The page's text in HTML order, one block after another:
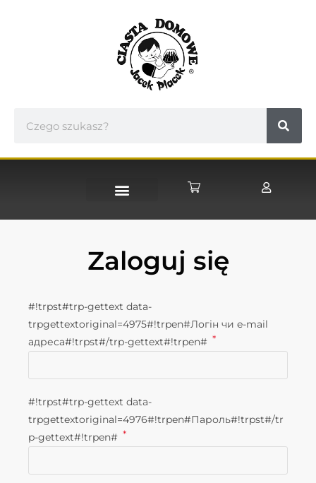
Zaloguj się
#!trpst#trp-gettext data-
trpgettextoriginal=4975#!trpen#Логін чи e-mail
адреса#!trpst#/trp-gettext#!trpen# *
#!trpst#trp-gettext data-
trpgettextoriginal=4976#!trpen#Пароль#!trpst#/tr
p-gettext#!trpen# *